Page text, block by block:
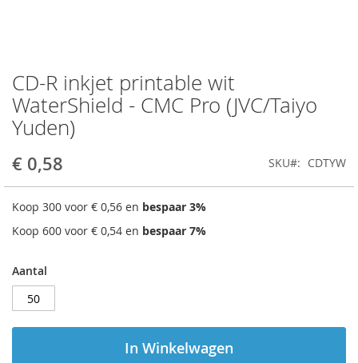
CD-R inkjet printable wit
WaterShield - CMC Pro (JVC/Taiyo
Yuden)
€ 0,58 SKU CDTYW
Koop 300 voor € 0,56 en bespaar 3%
Koop 600 voor € 0,54 en bespaar 7%
Aantal
In Winkelwagen
Ga
naar
het
begin
de
afbeeldingen-
gallerij